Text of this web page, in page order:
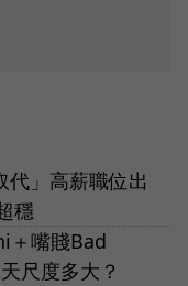
」高薪職位出
穩
＋嘴賤Bad
尺度多大？